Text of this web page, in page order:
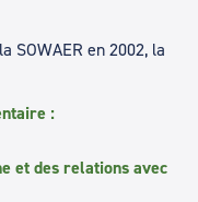
SOWAER en 2002, la
:
et des relations avec